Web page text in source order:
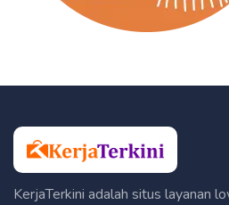
KerjaTerkini adalah situs layanan